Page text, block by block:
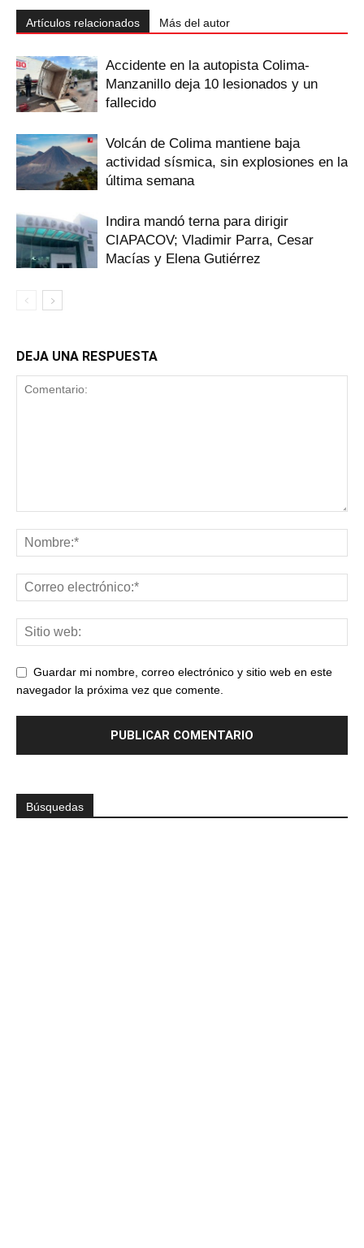
Artículos relacionados Más del autor
Accidente en la autopista Colima-
Manzanillo deja 10 lesionados y un
fallecido
Volcán de Colima mantiene baja
actividad sísmica, sin explosiones en la
última semana
Indira mandó terna para dirigir
CIAPACOV; Vladimir Parra, Cesar
Macías y Elena Gutiérrez
DEJA UNA RESPUESTA
Guardar mi nombre, correo electrónico y sitio web en este
navegador la próxima vez que comente.
Búsquedas